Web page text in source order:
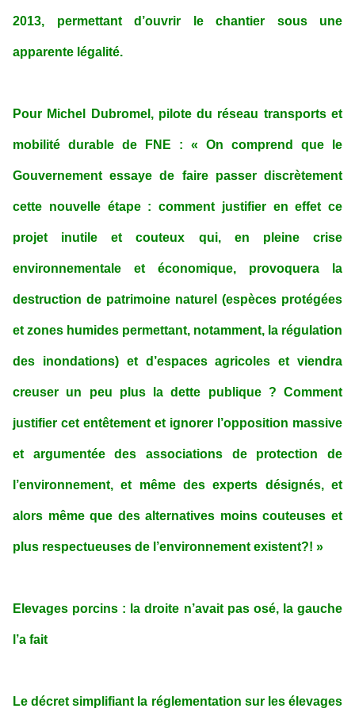
2013, permettant d’ouvrir le chantier sous une
apparente légalité.
Pour Michel Dubromel, pilote du réseau transports et
mobilité durable de FNE : « On comprend que le
Gouvernement essaye de faire passer discrètement
cette nouvelle étape : comment justifier en effet ce
projet inutile et couteux qui, en pleine crise
environnementale et économique, provoquera la
destruction de patrimoine naturel (espèces protégées
et zones humides permettant, notamment, la régulation
des inondations) et d’espaces agricoles et viendra
creuser un peu plus la dette publique ? Comment
justifier cet entêtement et ignorer l’opposition massive
et argumentée des associations de protection de
l’environnement, et même des experts désignés, et
alors même que des alternatives moins couteuses et
plus respectueuses de l’environnement existent?! »
Elevages porcins : la droite n’avait pas osé, la gauche
l’a fait
Le décret simplifiant la réglementation sur les élevages